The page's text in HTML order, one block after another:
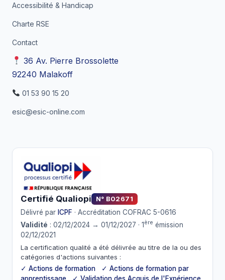
Accessibilité & Handicap
Charte RSE
Contact
36 Av. Pierre Brossolette
92240 Malakoff
01 53 90 15 20
esic@esic-online.com
Certifié Qualiopi
N° B02671
Délivré par ICPF · Accréditation COFRAC 5-0616
Validité : 02/12/2024 → 01/12/2027 · 1ère émission
02/12/2021
La certification qualité a été délivrée au titre de la ou des
catégories d'actions suivantes :
✓ Actions de formation ✓ Actions de formation par